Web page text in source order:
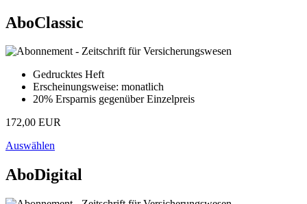
AboClassic
Gedrucktes Heft
Erscheinungsweise: monatlich
20% Ersparnis gegenüber Einzelpreis
172,00 EUR
Auswählen
AboDigital